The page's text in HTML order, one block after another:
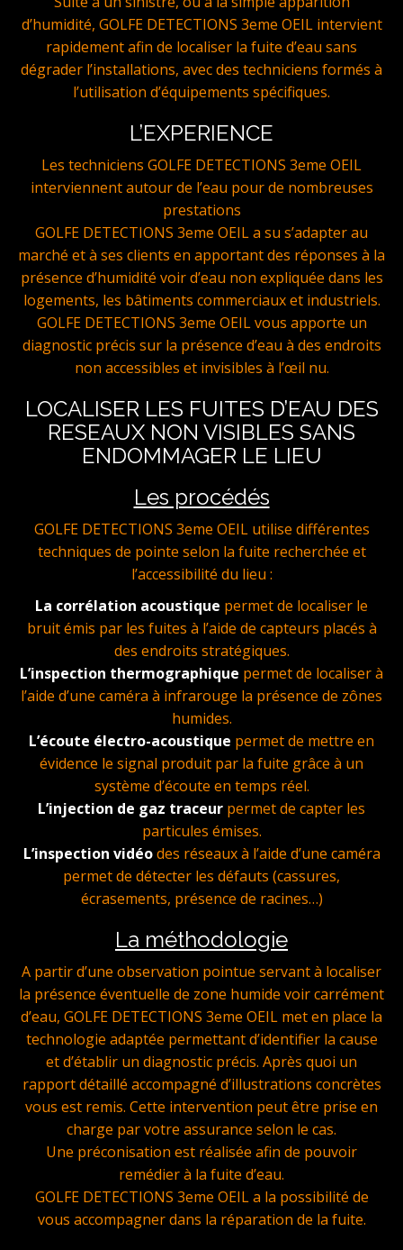
d’humidité, GOLFE DETECTIONS 3eme OEIL intervient
rapidement afin de localiser la fuite d’eau sans
dégrader l’installations, avec des techniciens formés à
l’utilisation d’équipements spécifiques.
L’EXPERIENCE
Les techniciens GOLFE DETECTIONS 3eme OEIL
interviennent autour de l’eau pour de nombreuses
prestations
GOLFE DETECTIONS 3eme OEIL a su s’adapter au
marché et à ses clients en apportant des réponses à la
présence d’humidité voir d’eau non expliquée dans les
logements, les bâtiments commerciaux et industriels.
GOLFE DETECTIONS 3eme OEIL vous apporte un
diagnostic précis sur la présence d’eau à des endroits
non accessibles et invisibles à l’œil nu.
LOCALISER LES FUITES D’EAU DES
RESEAUX NON VISIBLES SANS
ENDOMMAGER LE LIEU
Les procédés
GOLFE DETECTIONS 3eme OEIL utilise différentes
techniques de pointe selon la fuite recherchée et
l’accessibilité du lieu :
La corrélation acoustique permet de localiser le
bruit émis par les fuites à l’aide de capteurs placés à
des endroits stratégiques.
L’inspection thermographique permet de localiser à
l’aide d’une caméra à infrarouge la présence de zônes
humides.
L’écoute électro-acoustique permet de mettre en
évidence le signal produit par la fuite grâce à un
système d’écoute en temps réel.
L’injection de gaz traceur permet de capter les
particules émises.
L’inspection vidéodes réseaux à l’aide d’une caméra
permet de détecter les défauts (cassures,
écrasements, présence de racines…)
La méthodologie
A partir d’une observation pointue servant à localiser
la présence éventuelle de zone humide voir carrément
d’eau, GOLFE DETECTIONS 3eme OEIL met en place la
technologie adaptée permettant d’identifier la cause
et d’établir un diagnostic précis. Après quoi un
rapport détaillé accompagné d’illustrations concrètes
vous est remis. Cette intervention peut être prise en
charge par votre assurance selon le cas.
Une préconisation est réalisée afin de pouvoir
remédier à la fuite d’eau.
GOLFE DETECTIONS 3eme OEIL a la possibilité de
vous accompagner dans la réparation de la fuite.